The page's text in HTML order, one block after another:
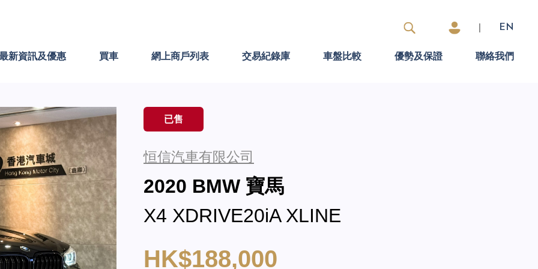
EN
新資訊及優惠 買車 網上商戶列表 交易紀錄庫 車盤比較 優勢及保證 聯絡我們
已售
恒信汽車有限公司
2020 BMW 寶馬
X4 XDRIVE20iA XLINE
HK$188,000